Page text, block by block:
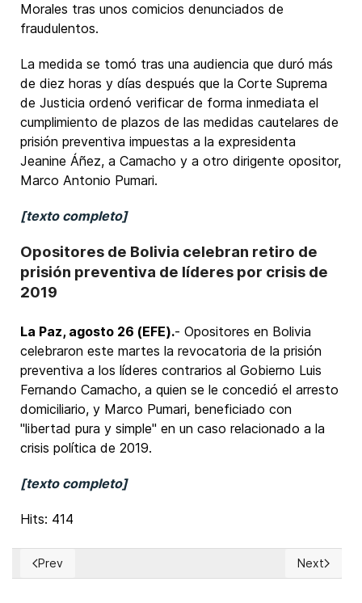
Morales tras unos comicios denunciados de
fraudulentos.
La medida se tomó tras una audiencia que duró más
de diez horas y días después que la Corte Suprema
de Justicia ordenó verificar de forma inmediata el
cumplimiento de plazos de las medidas cautelares de
prisión preventiva impuestas a la expresidenta
Jeanine Áñez, a Camacho y a otro dirigente opositor,
Marco Antonio Pumari.
[texto completo]
Opositores de Bolivia celebran retiro de
prisión preventiva de líderes por crisis de
2019
La Paz, agosto 26 (EFE).- Opositores en Bolivia
celebraron este martes la revocatoria de la prisión
preventiva a los líderes contrarios al Gobierno Luis
Fernando Camacho, a quien se le concedió el arresto
domiciliario, y Marco Pumari, beneficiado con
"libertad pura y simple" en un caso relacionado a la
crisis política de 2019.
[texto completo]
Hits: 414
Previous article: EUA: Zohran Mamdani se reunió con el
Prev Next
Next